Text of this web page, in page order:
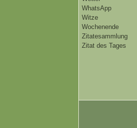
WhatsApp
Witze
Wochenende
Zitatesammlung
Zitat des Tages